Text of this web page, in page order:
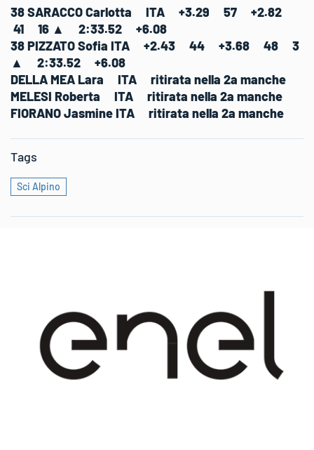
38 SARACCO Carlotta ITA +3.29 57 +2.82
41 16 ▲ 2:33.52 +6.08
38 PIZZATO Sofia ITA +2.43 44 +3.68 48 3
▲ 2:33.52 +6.08
DELLA MEA Lara ITA ritirata nella 2a manche
MELESI Roberta ITA ritirata nella 2a manche
FIORANO Jasmine ITA ritirata nella 2a manche
Tags
Sci Alpino